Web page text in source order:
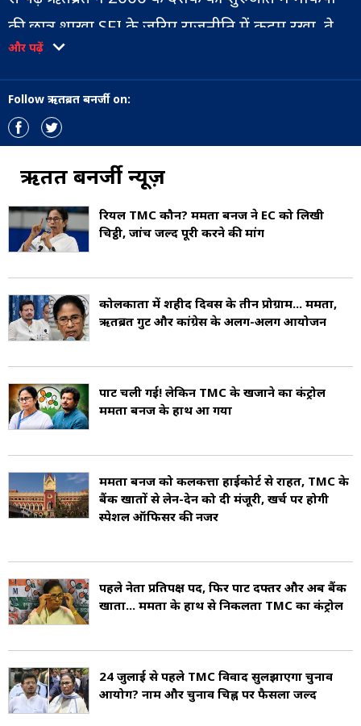
की छात्र शाखा SFI के जरिए राजनीति में कदम रखा. वे
लगभग 8 साल तक SFI के राष्ट्रीय महासचिव रहे और
साल की उम्र में माकपा ने उन्हें राज्यसभा भेजा, हालांकि,
2017 में पार्टी की विचारधारा के विपरीत आलीशान
जीवनशैली और शीर्ष नेतृत्व के खिलाफ बयानबाजी के
कारण उन्हें माकपा से निष्कासित कर दिया गया.
माकपा से निकलने के बाद उन्होंने पाला बदला और ममता
बनर्जी को असली वामपंथी बताते हुए तृणमूल कांग्रेस का
दामन थाम लिया. टीएमसी ने उन्हें अपने ट्रेड यूनियन विंग
का प्रदेश अध्यक्ष बनाया. 2024 में जवाहर सरकार के
इस्तीफे के बाद TMC ने उन्हें दोबारा राज्यसभा भेजा.
2026 के पश्चिम बंगाल विधानसभा चुनाव में वे उलुबेरिया
पूर्व सीट से TMC के टिकट पर विधायक चुने गए, लेकिन
मुख्यमंत्री सुवेंदु अधिकारी से उनकी मुलाकात किया. इसके
बाद ही ममता बनर्जी ने उन्हें पार्टी से निष्कासित कर दिया
समर्थन हासिल करके पार्टी पर अपना कन्ट्रोल दिखाने की
कोशिश की.
और पढ़ें
Follow ऋतब्रत बनर्जी on:
ऋतब्रत बनर्जी न्यूज़
रियल TMC कौन? ममता बनर्जी ने EC को लिखी
चिट्ठी, जांच जल्द पूरी करने की मांग
कोलकाता में शहीद दिवस के तीन प्रोग्राम... ममता,
ऋतब्रत गुट और कांग्रेस के अलग-अलग आयोजन
पार्टी चली गई! लेकिन TMC के खजाने का कंट्रोल
ममता बनर्जी के हाथ आ गया
ममता बनर्जी को कलकत्ता हाईकोर्ट से राहत, TMC के
बैंक खातों से लेन-देन को दी मंजूरी, खर्च पर होगी
स्पेशल ऑफिसर की नजर
पहले नेता प्रतिपक्ष पद, फिर पार्टी दफ्तर और अब बैंक
खाता... ममता के हाथ से निकलता TMC का कंट्रोल
24 जुलाई से पहले TMC विवाद सुलझाएगा चुनाव
आयोग? नाम और चुनाव चिह्न पर फैसला जल्द